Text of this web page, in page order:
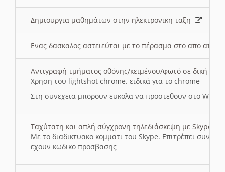
Δημιουργια μαθημάτων στην ηλεκτρονικη ταξη
Ενας δασκαλος αστειεύται με το πέρασμα στο απο
Αντιγραφή τμήματος οθόνης/κειμένου/φωτό σε δική
Χρηση του lightshot chrome. ειδικά για το chrome
Στη συνεχεια μπορουν ευκολα να προστεθουν στο Word
Ταχύτατη και απλή σύγχρονη τηλεδιάσκεψη με Skype
Με το διαδικτυακο κομματι του Skype. Επιτρέπει
εχουν κωδικο προσβασης